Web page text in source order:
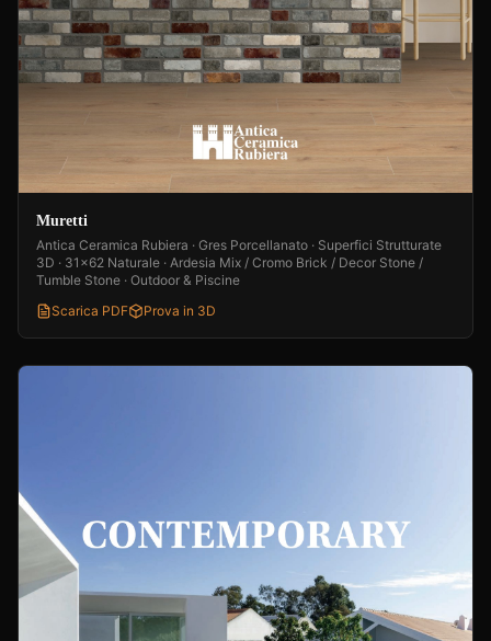
Muretti
Antica Ceramica Rubiera · Gres Porcellanato · Superfici Strutturate
3D · 31x62 Naturale · Ardesia Mix / Cromo Brick / Decor Stone /
Tumble Stone · Outdoor & Piscine
Scarica PDF
Prova in 3D